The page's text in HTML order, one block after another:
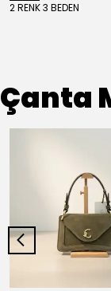
2 RENK 3 BEDEN
Çanta